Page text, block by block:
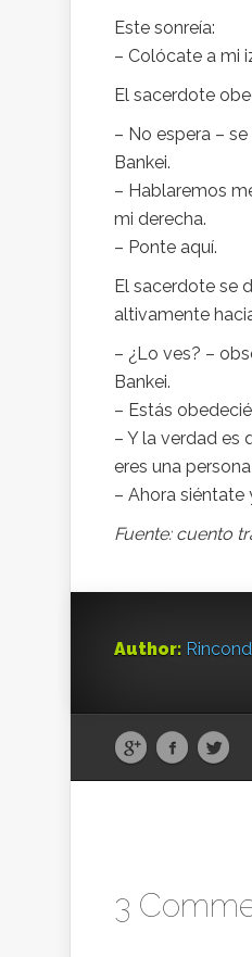
Este sonreía:
– Colócate a mi
El sacerdote
– No espera –
Bankei.
– Hablaremos
mi derecha.
– Ponte aquí.
El sacerdote se
altivamente
– ¿Lo ves? –
Bankei.
– Estás
– Y la verdad es
eres una
– Ahora siéntate
Fuente: cuento
Author:
3